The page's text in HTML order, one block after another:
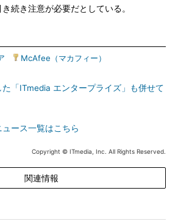
続き注意が必要だとしている。
McAfee（マカフィー）
「ITmedia エンタープライズ」も併せて
ース一覧はこちら
Copyright © ITmedia, Inc. All Rights Reserved.
関連情報